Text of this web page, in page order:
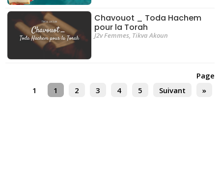
Chavouot _ Toda Hachem
pour la Torah
J2v Femmes, Tikva Akoun
Page
1
1 2 3 4 5 Suivant »